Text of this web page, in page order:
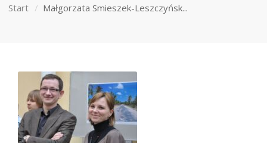
Start Małgorzata Smieszek-Leszczyńsk...